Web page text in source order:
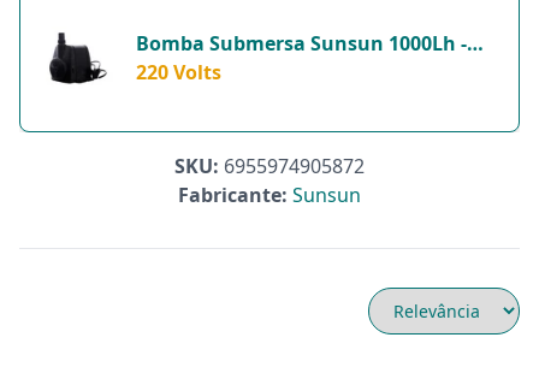
Bomba Submersa Sunsun 1000Lh -
220V - 1 Unidade - 220 Volts
220 Volts
SKU: 6955974905872
Fabricante: Sunsun